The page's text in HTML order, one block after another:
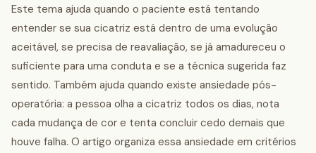
Este tema ajuda quando o paciente está tentando
entender se sua cicatriz está dentro de uma evolução
aceitável, se precisa de reavaliação, se já amadureceu o
suficiente para uma conduta e se a técnica sugerida faz
sentido. Também ajuda quando existe ansiedade pós-
operatória: a pessoa olha a cicatriz todos os dias, nota
cada mudança de cor e tenta concluir cedo demais que
houve falha. O artigo organiza essa ansiedade em critérios